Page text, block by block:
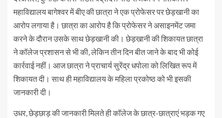
महाविद्यालय बागेश्वर में बीए की छात्रा ने एक प्रोफेसर पर छेड़खानी का
आरोप लगाया है। छात्रा का आरोप है कि प्रोफेसर ने असाइनमेंट जमा
करने के दौरान उसके साथ छेड़खानी की। छेड़खानी की शिकायत छात्रा
ने कॉलेज प्रशासन से भी की, लेकिन तीन दिन बीत जाने के बाद भी कोई
कार्रवाई नहीं। आज छात्रा ने प्राचार्य सुरेंद्र धपोला को लिखित रूप में
शिकायत दी। साथ ही महाविद्यालय के महिला प्रकोष्ठ को भी इसकी
जानकारी दी।
उधर, छेड़छाड़ की जानकारी मिलते ही कॉलेज के छात्र-छात्राएं भड़क गए